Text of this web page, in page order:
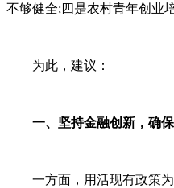
不够健全;四是农村青年创业
为此，建议：
一、坚持金融创新，确保
一方面，用活现有政策为